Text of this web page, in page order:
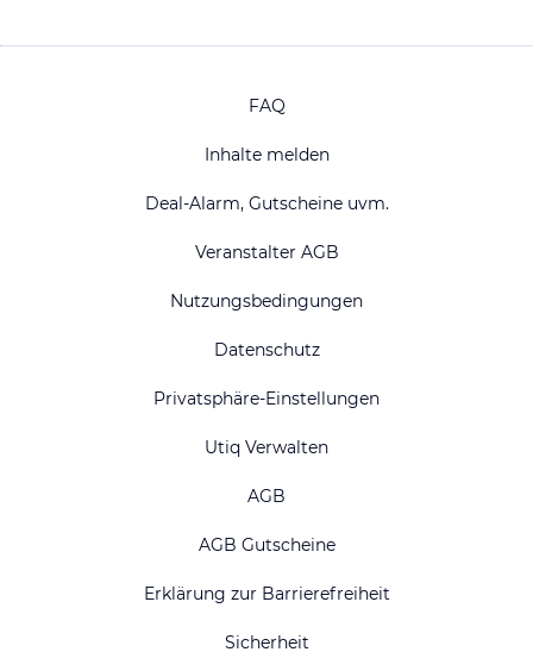
FAQ
Inhalte melden
Deal-Alarm, Gutscheine uvm.
Veranstalter AGB
Nutzungsbedingungen
Datenschutz
Privatsphäre-Einstellungen
Utiq Verwalten
AGB
AGB Gutscheine
Erklärung zur Barrierefreiheit
Sicherheit